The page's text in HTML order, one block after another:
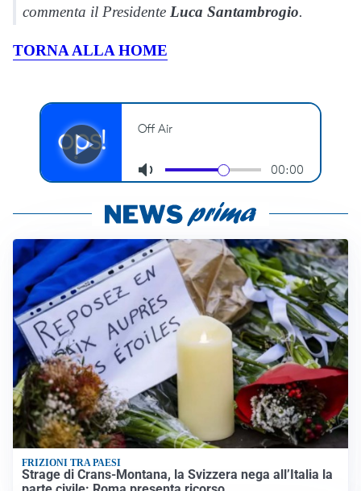
commenta il Presidente Luca Santambrogio.
TORNA ALLA HOME
FRIZIONI TRA PAESI
Strage di Crans-Montana, la Svizzera nega all’Italia la